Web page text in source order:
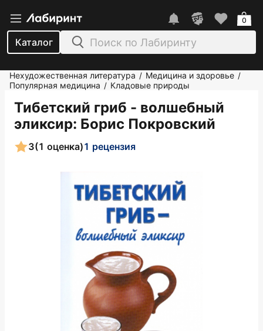
Каталог
0
Нехудожественная литература / Медицина и здоровье /
Популярная медицина / Кладовые природы
Тибетский гриб - волшебный
эликсир: Борис Покровский
3(1 оценка)1 рецензия